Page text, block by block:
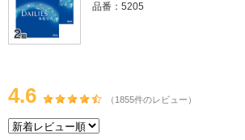
品番：5205
4.6 （1855件のレビュー）